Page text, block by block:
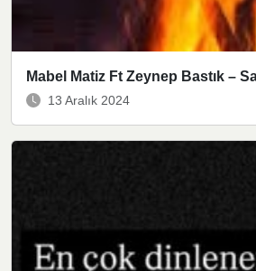
Mabel Matiz Ft Zeynep Bastık –
13 Aralık 2024